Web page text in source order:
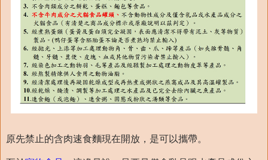
原先禁止的含肉速食麵現在開放，是可以攜帶。